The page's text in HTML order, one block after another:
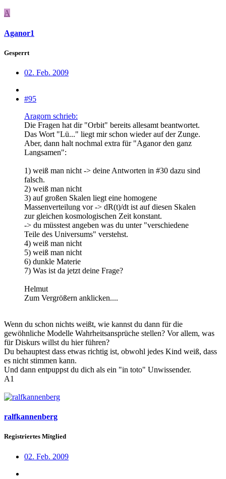
A
Aganor1
Gesperrt
02. Feb. 2009
#95
Aragorn schrieb:
Die Fragen hat dir "Orbit" bereits allesamt beantwortet.
Das Wort "Lü..." liegt mir schon wieder auf der Zunge.
Aber, dann halt nochmal extra für "Aganor den ganz
Langsamen":
1) weiß man nicht -> deine Antworten in #30 dazu sind
falsch.
2) weiß man nicht
3) auf großen Skalen liegt eine homogene
Massenverteilung vor -> dR(t)/dt ist auf diesen Skalen
zur gleichen kosmologischen Zeit konstant.
-> du müsstest angeben was du unter "verschiedene
Teile des Universums" verstehst.
4) weiß man nicht
5) weiß man nicht
6) dunkle Materie
7) Was ist da jetzt deine Frage?
Helmut
Zum Vergrößern anklicken....
Wenn du schon nichts weißt, wie kannst du dann für die
gewöhnliche Modelle Wahrheitsansprüche stellen? Vor allem, was
für Diskurs willst du hier führen?
Du behauptest dass etwas richtig ist, obwohl jedes Kind weiß, dass
es nicht stimmen kann.
Und dann entpuppst du dich als ein "in toto" Unwissender.
A1
ralfkannenberg
Registriertes Mitglied
02. Feb. 2009